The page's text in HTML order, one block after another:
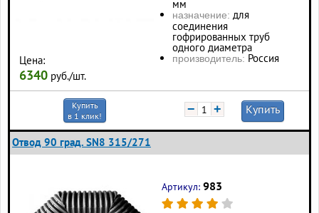
Цена:
6340 руб./шт.
мм
назначение: для
соединения
гофрированных труб
одного диаметра
производитель: Россия
Купить
в 1 клик!
− + Купить
Отвод 90 град. SN8 315/271
Артикул: 983